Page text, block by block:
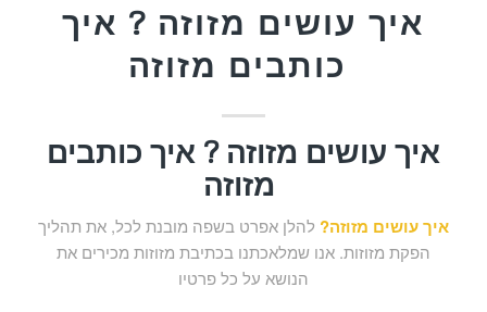
איך עושים מזוזה ? איך
איך עושים מזוזה ? איך כותבים
איך עושים מזוזה? להלן אפרט בשפה מובנת לכל, את תהליך
הפקת מזוזות. אנו שמלאכתנו בכתיבת מזוזות מכירים את
הנושא על כל פרטיו